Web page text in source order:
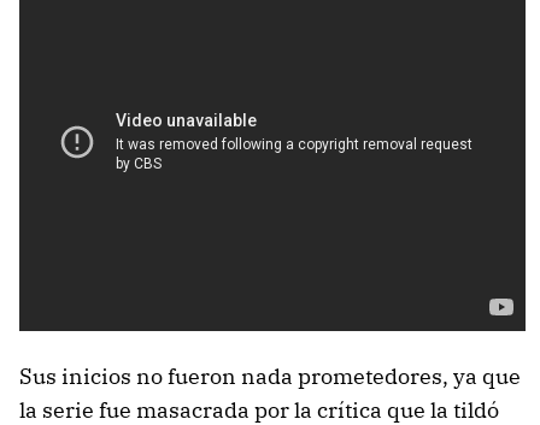
Sus inicios no fueron nada prometedores, ya que
la serie fue masacrada por la crítica que la tildó